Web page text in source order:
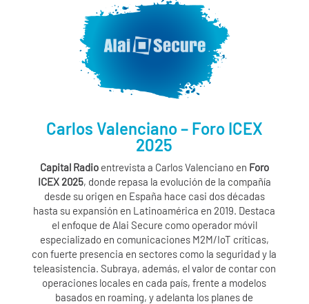
Carlos Valenciano – Foro ICEX
2025
Capital Radioentrevista a Carlos Valenciano en Foro
ICEX 2025, donde repasa la evolución de la compañía
desde su origen en España hace casi dos décadas
hasta su expansión en Latinoamérica en 2019. Destaca
el enfoque de Alai Secure como operador móvil
especializado en comunicaciones M2M/IoT críticas,
con fuerte presencia en sectores como la seguridad y la
teleasistencia. Subraya, además, el valor de contar con
operaciones locales en cada país, frente a modelos
basados en roaming, y adelanta los planes de